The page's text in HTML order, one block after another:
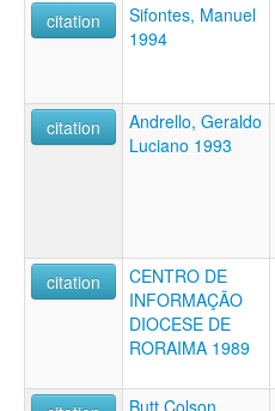
citation
Sifontes, Manuel
1994
citation
Andrello, Geraldo
Luciano 1993
citation
CENTRO DE
INFORMAÇÃO
DIOCESE DE
RORAIMA 1989
Butt Colson,